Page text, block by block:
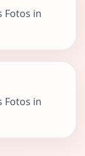
Fotos in
Fotos in